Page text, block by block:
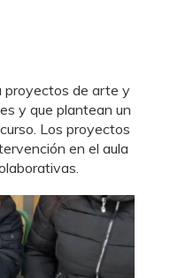
proyectos de arte y
y que plantean un
Los proyectos
en el aula